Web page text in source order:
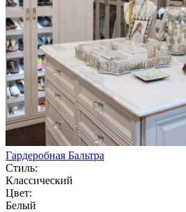
Гардеробная Бальтра
Стиль:
Классический
Цвет:
Белый